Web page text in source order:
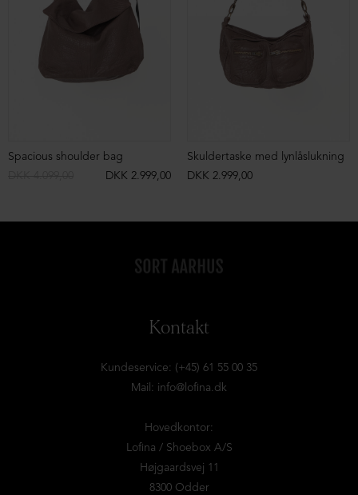
Spacious shoulder bag
DKK 2.999,00
Skuldertaske med lynlåslukning
DKK 2.999,00
Kontakt
Kundeservice: (+45) 61 55 00 35
Mail: info@lofina.dk
Hovedkontor:
Lofina / Shoebox A/S
Højgaardsvej 11
8300 Odder